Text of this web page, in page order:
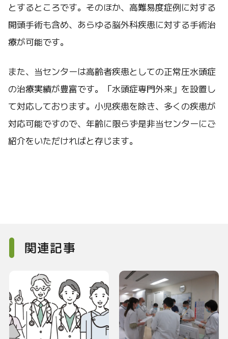
とするところです。そのほか、高難易度症例に対する
開頭手術も含め、あらゆる脳外科疾患に対する手術治
療が可能です。
また、当センターは高齢者疾患としての正常圧水頭症
の治療実績が豊富です。「水頭症専門外来」を設置し
て対応しております。小児疾患を除き、多くの疾患が
対応可能ですので、年齢に限らず是非当センターにご
紹介をいただければと存じます。
関連記事